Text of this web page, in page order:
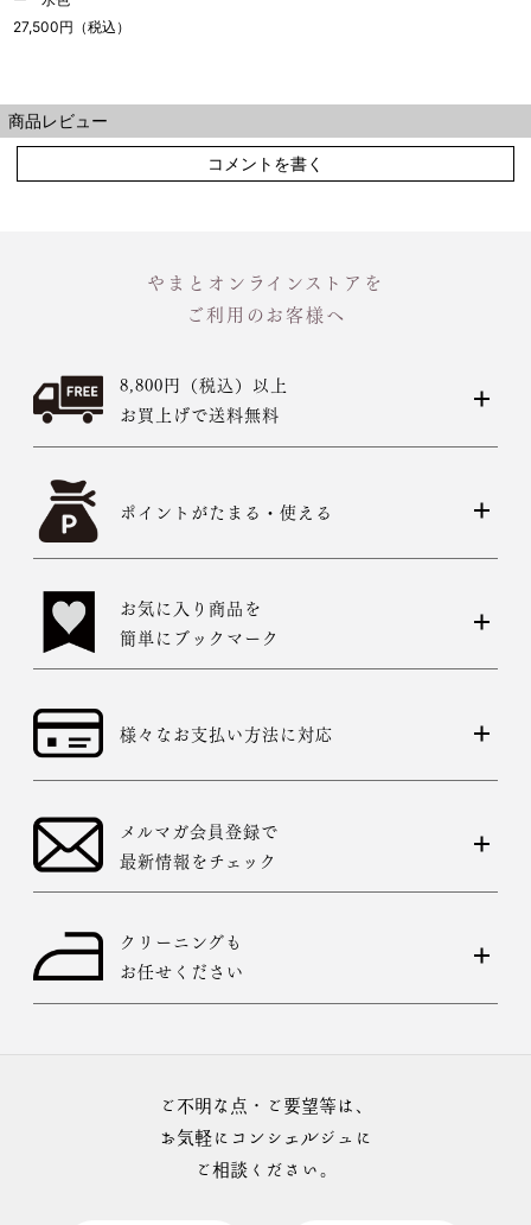
27,500円（税込）
商品レビュー
コメントを書く
やまとオンラインストアを
ご利用のお客様へ
8,800円（税込）以上
お買上げで送料無料
ポイントがたまる・使える
お気に入り商品を
簡単にブックマーク
様々なお支払い方法に対応
メルマガ会員登録で
最新情報をチェック
クリーニングも
お任せください
ご不明な点・ご要望等は、
お気軽にコンシェルジュに
ご相談ください。